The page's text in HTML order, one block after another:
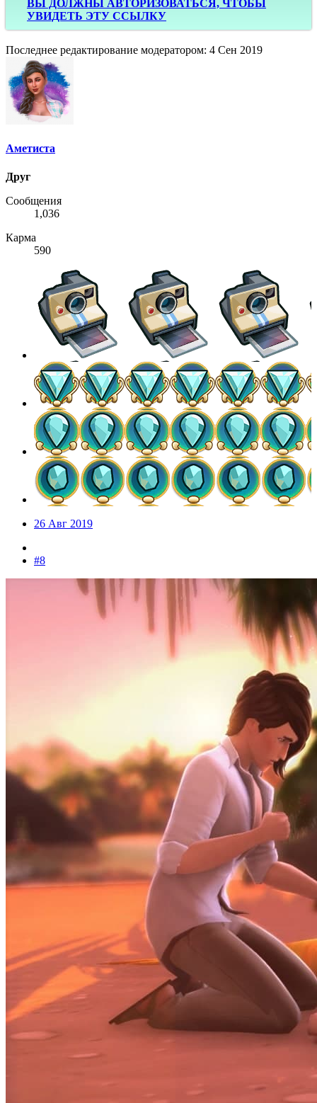
ВЫ ДОЛЖНЫ АВТОРИЗОВАТЬСЯ, ЧТОБЫ
УВИДЕТЬ ЭТУ ССЫЛКУ
Последнее редактирование модератором: 4 Сен 2019
Аметиста
Друг
Сообщения
1,036
Карма
590
26 Авг 2019
#8